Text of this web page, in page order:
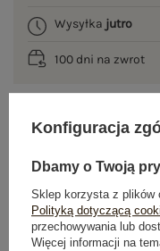
Wysyłka jutro
100 dni na zwrot
OPIS PRODUKTU
OPINIE O PRODUKCIE (0)
Konfiguracja
Dbamy o Twoją
Sklep korzysta z plików
Polityką dotyczącą
przechowywania lub
Więcej informacji na